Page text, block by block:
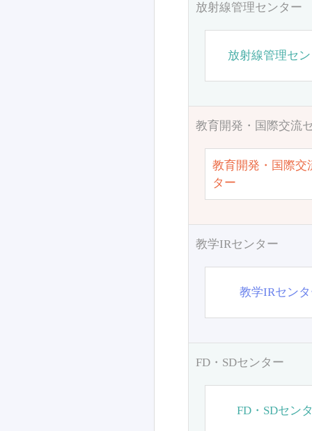
放射線管理センター
放射線管理セ
教育開発・国際交流
教育開発・国際交
ター
教学IRセンター
教学IRセン
FD・SDセンター
FD・SDセン